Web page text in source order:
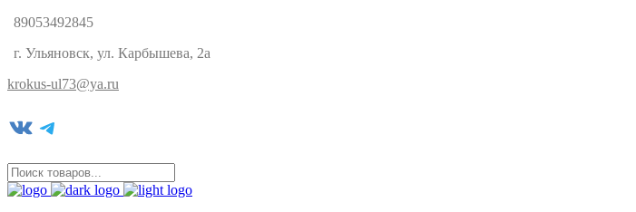
89053492845
г. Ульяновск, ул. Карбышева, 2а
krokus-ul73@ya.ru
VK Telegram